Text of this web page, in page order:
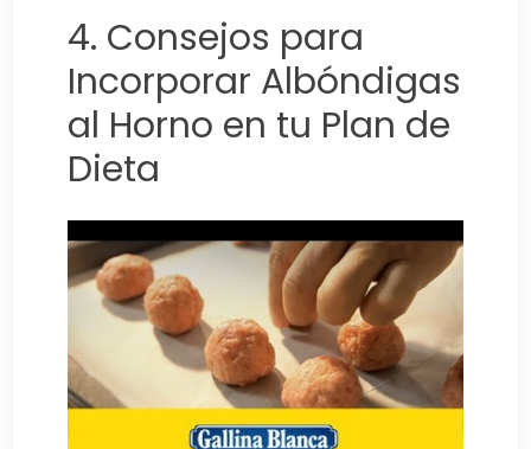
4. Consejos para
Incorporar Albóndigas
al Horno en tu Plan de
Dieta